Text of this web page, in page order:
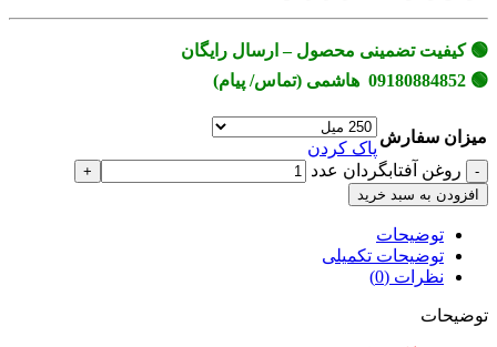
🟢 کیفیت تضمینی محصول – ارسال رایگان
🟢 09180884852 هاشمی (تماس/ پیام)
میزان سفارش
پاک کردن
روغن آفتابگردان عدد
افزودن به سبد خرید
توضیحات
توضیحات تکمیلی
نظرات (0)
توضیحات